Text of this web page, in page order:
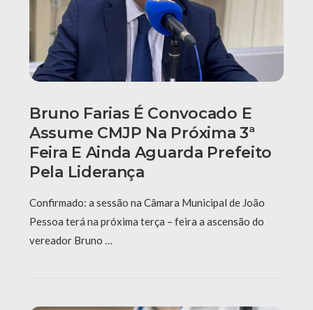
Bruno Farias É Convocado E
Assume CMJP Na Próxima 3ª
Feira E Ainda Aguarda Prefeito
Pela Liderança
Confirmado: a sessão na Câmara Municipal de João
Pessoa terá na próxima terça – feira a ascensão do
vereador Bruno …